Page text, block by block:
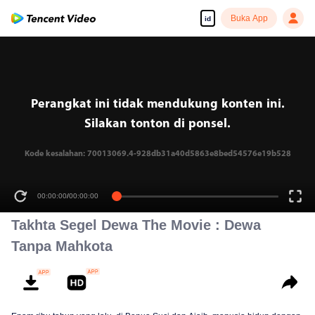
id Buka App
Perangkat ini tidak mendukung konten ini.
Silakan tonton di ponsel.
Kode kesalahan: 70013069.4-928db31a40d5863e8bed54576e19b528
00:00:00/00:00:00
Takhta Segel Dewa The Movie : Dewa
Tanpa Mahkota